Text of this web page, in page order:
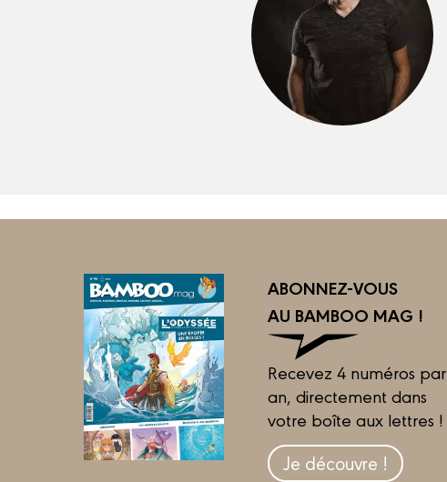
ABONNEZ-VOUS
AU BAMBOO MAG !
Recevez 4 numéros par
an, directement dans
votre boîte aux lettres !
Je découvre !